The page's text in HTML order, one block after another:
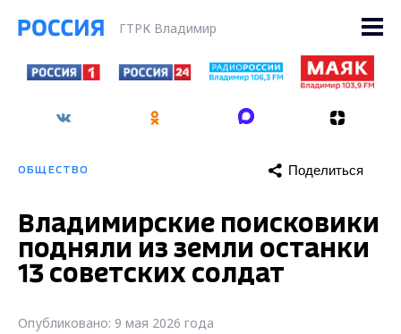
ГТРК Владимир
ОБЩЕСТВО Поделиться
Владимирские поисковики
подняли из земли останки
13 советских солдат
Опубликовано: 9 мая 2026 года